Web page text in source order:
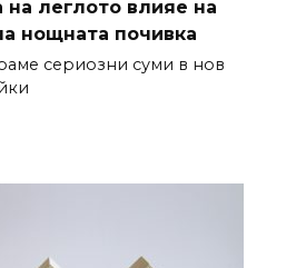
на леглото влияе на
нощната почивка
сериозни суми в нов